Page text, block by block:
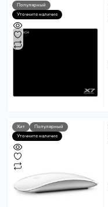
Популярный
Уточните наличие
Хит
Популярный
Уточните наличие